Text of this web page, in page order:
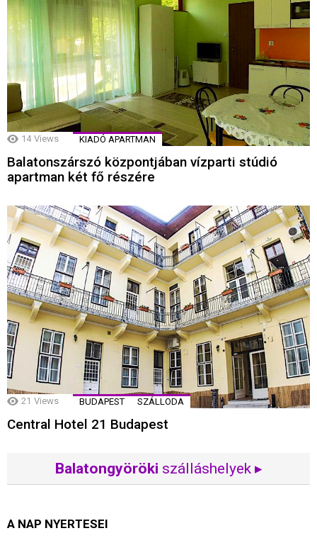
14 Views KIADÓ APARTMAN
Balatonszárszó központjában vízparti stúdió
apartman két fő részére
21 Views BUDAPEST SZÁLLODA
Central Hotel 21 Budapest
Balatongyöröki szálláshelyek ▸
A NAP NYERTESEI